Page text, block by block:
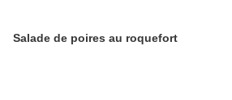
Salade de poires au roquefort